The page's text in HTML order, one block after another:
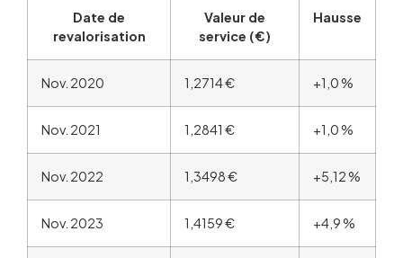
Date de
revalorisation
Valeur de
service (€)
Hausse
Nov. 2020 1,2714 € +1,0 %
Nov. 2021 1,2841 € +1,0 %
Nov. 2022 1,3498 € +5,12 %
Nov. 2023 1,4159 € +4,9 %